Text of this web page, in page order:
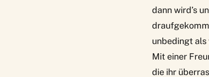
dann wird’s
unbedingt
Mit einer
die ihr